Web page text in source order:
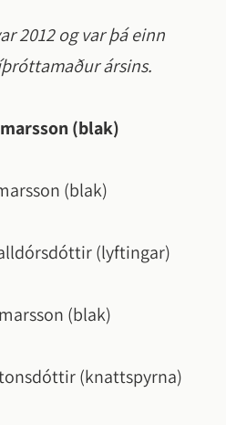
2012 og var þá einn
ársins.
(blak)
(blak)
(lyftingar)
(blak)
(knattspyrna)